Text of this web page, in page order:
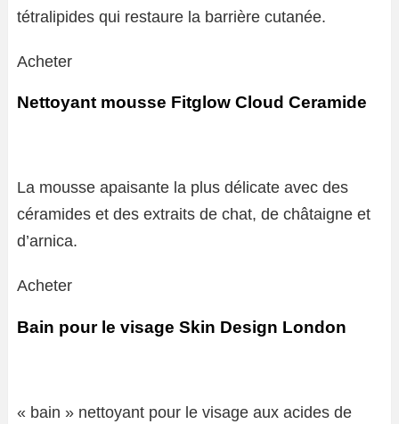
tétralipides qui restaure la barrière cutanée.
Acheter
Nettoyant mousse Fitglow Cloud Ceramide
La mousse apaisante la plus délicate avec des
céramides et des extraits de chat, de châtaigne et
d’arnica.
Acheter
Bain pour le visage Skin Design London
« bain » nettoyant pour le visage aux acides de